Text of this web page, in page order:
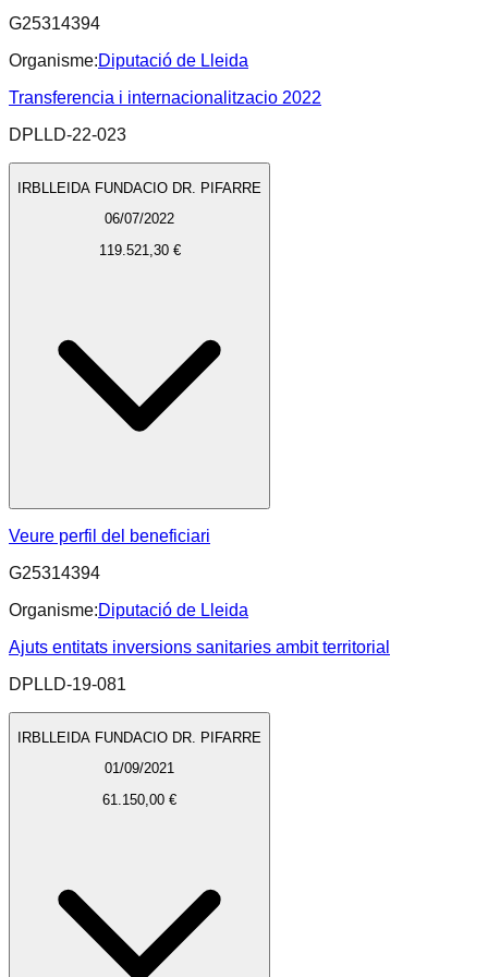
G25314394
Organisme:Diputació de Lleida
Transferencia i internacionalitzacio 2022
DPLLD-22-023
IRBLLEIDA FUNDACIO DR. PIFARRE
06/07/2022
119.521,30 €
Veure perfil del beneficiari
G25314394
Organisme:Diputació de Lleida
Ajuts entitats inversions sanitaries ambit territorial
DPLLD-19-081
IRBLLEIDA FUNDACIO DR. PIFARRE
01/09/2021
61.150,00 €